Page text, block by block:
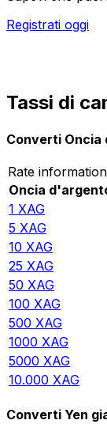
Registrati oggi
Tassi di
Converti Oncia
Rate
Oncia
1 XAG
5 XAG
10 XAG
25 XAG
50 XAG
100 XAG
500 XAG
1000 XAG
5000 XAG
10.000 XAG
Converti Yen